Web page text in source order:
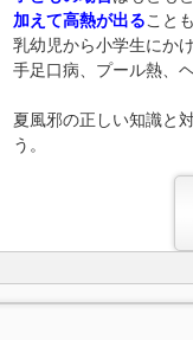
加えて高熱が出ること
乳幼児から小学生にか
手足口病、プール熱、
夏風邪の正しい知識と
う。